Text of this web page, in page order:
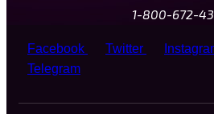
1-800-672-
Facebook Twitter
Telegram